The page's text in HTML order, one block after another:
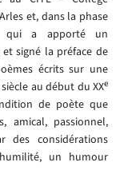
et, dans la phase
qui a apporté un
signé la préface de
écrits sur une
au début du XXe
de poète que
amical, passionnel,
des considérations
un humour